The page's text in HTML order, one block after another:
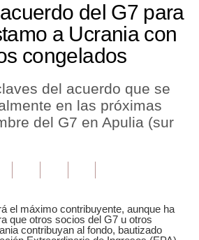
del G7 para
a Ucrania con
congelados
del acuerdo que se
en las próximas
del G7 en Apulia (sur